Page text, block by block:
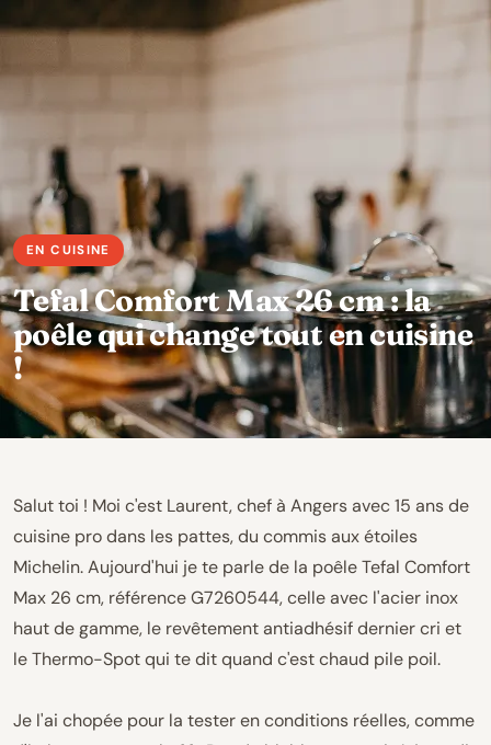
Tefal Comfort Max 26 cm : la
poêle qui change tout en cuisine
!
Salut toi ! Moi c'est Laurent, chef à Angers avec 15 ans de
cuisine pro dans les pattes, du commis aux étoiles
Michelin. Aujourd'hui je te parle de la poêle Tefal Comfort
Max 26 cm, référence G7260544, celle avec l'acier inox
haut de gamme, le revêtement antiadhésif dernier cri et
le Thermo-Spot qui te dit quand c'est chaud pile poil.
Je l'ai chopée pour la tester en conditions réelles, comme